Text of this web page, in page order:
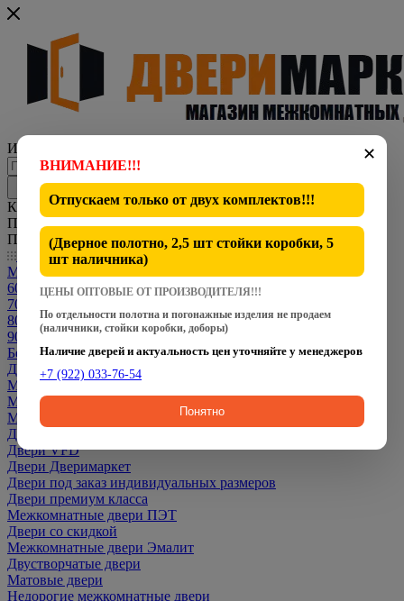
Интернет-магазин представительского класса
Каталог
По всему сайту
По каталогу
Каталог
Межкомнатные двери
600 мм
700 мм
800 мм
900 мм
Белые двери
Двери CPL
Межкомнатные Двери Dverona
Межкомнатные Двери Fly Doors
Межкомнатные Двери Martdoors
Двери Optima Porte
Двери VFD
Двери Дверимаркет
Двери под заказ индивидуальных размеров
Двери премиум класса
Межкомнатные двери ПЭТ
Двери со скидкой
Межкомнатные двери Эмалит
Двустворчатые двери
Матовые двери
Недорогие межкомнатные двери
✕
ВНИМАНИЕ!!!
Отпускаем только от двух комплектов!!!
(Дверное полотно, 2,5 шт стойки коробки, 5
шт наличника)
ЦЕНЫ ОПТОВЫЕ ОТ ПРОИЗВОДИТЕЛЯ!!!
По отдельности полотна и погонажные изделия не продаем
(наличники, стойки коробки, доборы)
Наличие дверей и актуальность цен уточняйте у менеджеров
+7 (922) 033-76-54
Понятно